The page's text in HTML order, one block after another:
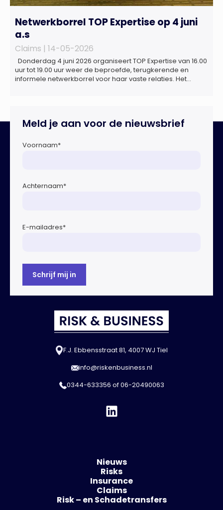
Netwerkborrel TOP Expertise op 4 juni
a.s
Claims | 14-05-2026
Donderdag 4 juni 2026 organiseert TOP Expertise van 16.00
uur tot 19.00 uur weer de beproefde, terugkerende en
informele netwerkborrel voor haar vaste relaties. Het
Meld je aan voor de nieuwsbrief
Voornaam*
Achternaam*
E-mailadres*
F.J. Ebbensstraat 81, 4007 WJ Tiel
info@riskenbusiness.nl
0344-633356 of06-20490063
Nieuws
Risks
Insurance
Claims
Risk – en Schadetransfers